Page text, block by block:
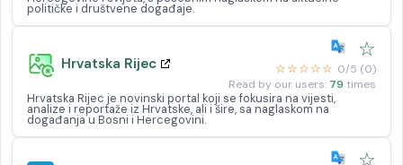
političke i društvene događaje.
Hrvatska Rijec
☆
☆☆☆☆☆ 0/5 (0)
Read by our users: 79 times
Hrvatska Rijec je novinski portal koji se fokusira na vijesti,
analize i reportaže iz Hrvatske, ali i šire, sa naglaskom na
događanja u Bosni i Hercegovini.
☆